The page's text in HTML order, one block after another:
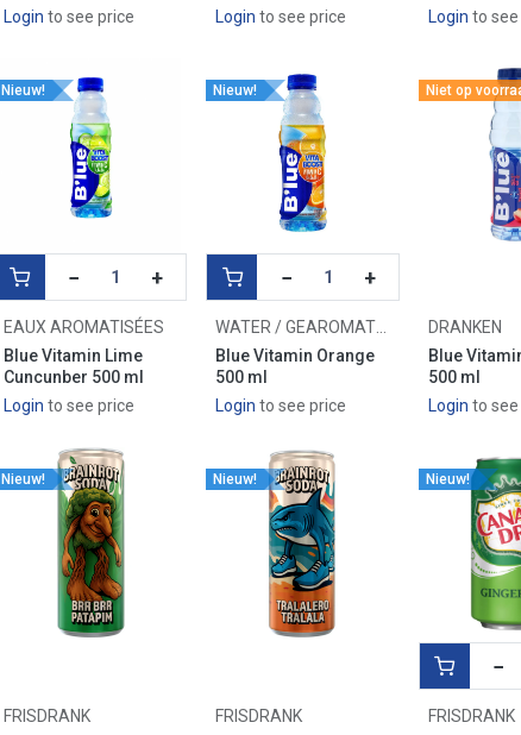
Login to see price
Login to see price
Login to see
Nieuw!
− +
EAUX AROMATISÉES
Blue Vitamin Lime
Cuncunber 500 ml
Login to see price
Nieuw!
− +
WATER / GEAROMATISEERD WATER
Blue Vitamin Orange
500 ml
Login to see price
Niet op
DRANKEN
Blue
500 ml
Login to see
Nieuw!
FRISDRANK
Nieuw!
FRISDRANK
Nieuw!
−
FRISDRANK